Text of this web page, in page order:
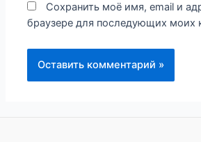
Сохранить моё имя, email и
браузере для последующих моих